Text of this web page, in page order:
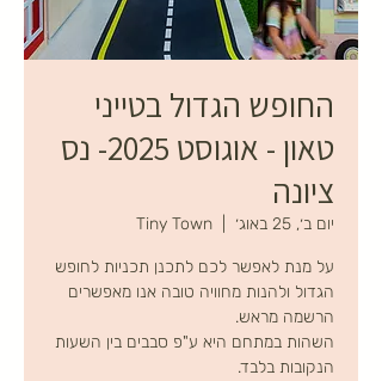
החופש הגדול בטייני
טאון - אוגוסט 2025- נס
ציונה
יום ב׳, 25 באוג׳ Tiny Town
על מנת לאפשר לכם לתכנן תכניות לחופש
הגדול ולהנות מחוויה טובה אנו מאפשרים
השהות במתחם היא ע"פ סבבים בין השעות